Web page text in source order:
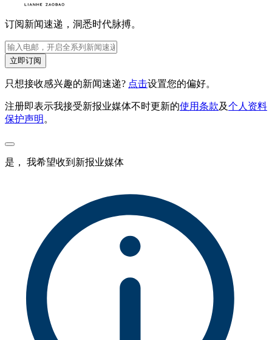
订阅新闻速递，洞悉时代脉搏。
立即订阅
只想接收感兴趣的新闻速递? 点击设置您的偏好。
注册即表示我接受新报业媒体不时更新的使用条款及个人资料
保护声明 。
是， 我希望收到新报业媒体